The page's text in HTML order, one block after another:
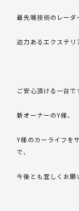
最先端技術のレーダ
迫力あるエクステリ
ご安心頂ける一台で
新オーナーのY様、
Y様のカーライフを
で、
今後とも宜しくお願